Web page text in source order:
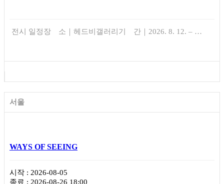
전시 일정장 소｜헤드비갤러리기 간｜2026. 8. 12. – …
서울
WAYS OF SEEING
시작 : 2026-08-05
종료 : 2026-08-26 18:00